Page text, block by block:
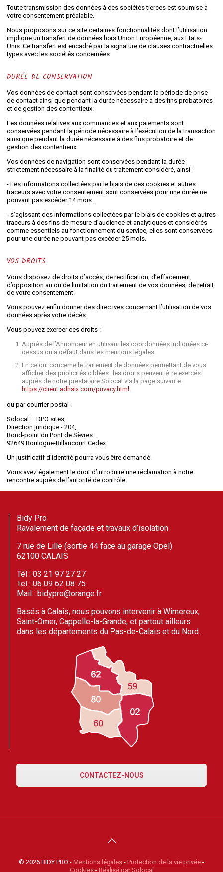
Toute transmission des données à des sociétés tierces est soumise à
votre consentement préalable.
Nous proposons sur ce site certaines fonctionnalités dont l’utilisation
implique un transfert de données hors Union Européenne, aux Etats-
Unis. Ce transfert est encadré par la signature de clauses contractuelles
types avec les sociétés concernées.
DURÉE DE CONSERVATION
Vos données de contact sont conservées pendant la période de prise
de contact ainsi que pendant la durée nécessaire à des fins probatoires
et de gestion des contentieux.
Les données relatives aux commandes et aux paiements sont
conservées pendant la période nécessaire à l’exécution de la transaction
ainsi que pendant la durée nécessaire à des fins probatoire et de
gestion des contentieux.
Vos données de navigation sont conservées pendant la durée
strictement nécessaire à la finalité du traitement considéré, ainsi :
- Les informations collectées par le biais de ces cookies et autres
traceurs avec votre consentement sont conservées pour une durée ne
pouvant pas excéder 14 mois.
- s’agissant des informations collectées par le biais de cookies et autres
traceurs à des fins de mesure d’audience et analytiques et considérés
comme essentiels au fonctionnement du service, elles sont conservées
pour une durée ne pouvant pas excéder 25 mois.
VOS DROITS
Vous disposez de droits d’accès, de rectification, d’effacement,
d’opposition au ou de limitation du traitement de vos données, de retrait
de votre consentement.
Vous pouvez enfin donner des directives concernant l’utilisation de vos
données après votre décès.
Vous pouvez exercer ces droits :
Auprès de l’Annonceur en utilisant les coordonnées indiquées ci-
dessus ou à défaut dans les mentions légales.
En ce qui concerne le traitement de données permettant de vous
afficher des publicités ciblées : les droits peuvent être exercés
auprès de notre prestataire Solocal via la page suivante :
https://client.adhslx.com/privacy.html
ou par courrier postal :
Solocal – DPO sites,
Direction juridique - 204,
Rond-point du Pont de Sèvres
92649 Boulogne-Billancourt Cedex
Un justificatif d’identité pourra vous être demandé.
Vous avez également le droit d’introduire une réclamation à notre
rencontre auprès de l’autorité de contrôle.
Bidy Pro
Ravalement de façade et travaux d’isolation
7 rue de Lille (sortie 44 face au garage Opel)
62100 CALAIS
Tél : 03 21 97 27 27
Tél : 06 09 62 08 75
Mail : bidypro@orange.fr
Basés à Calais, nous pouvons intervenir à Wimereux,
Saint-Omer, Cappelle-la-Grande, et partout ailleurs
dans les départements du Pas-de-Calais et du Nord.
CONTACTEZ-NOUS
© 2026 BIDY PRO - Mentions légales - Protection de la vie privée -
Cookies- Réalisé par Solocal